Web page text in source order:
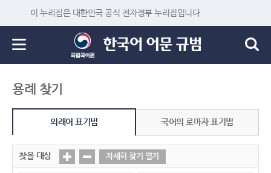
이 누리집은 대한민국 공식 전자정부 누리집입니다.
용례 찾기
외래어 표기법 국어의 로마자 표기법
찾을 대상 자세히 찾기 열기